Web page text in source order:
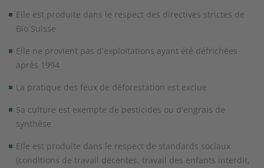
Elle est produite dans le respect des directives strictes de
Bio Suisse
Elle ne provient pas d'exploitations ayant été défrichées
après 1994
La pratique des feux de déforestation est exclue
Sa culture est exempte de pesticides ou d'engrais de
synthèse
Elle est produite dans le respect de standards sociaux
(conditions de travail décentes, travail des enfants interdit,